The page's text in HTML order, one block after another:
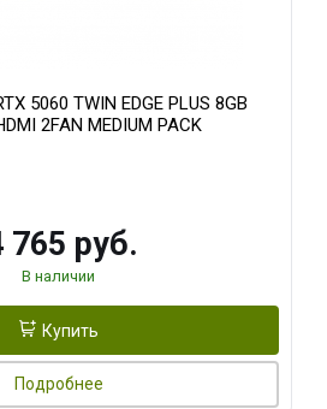
5060 TWIN EDGE PLUS 8GB
2FAN MEDIUM PACK
765 руб.
В наличии
Купить
Подробнее